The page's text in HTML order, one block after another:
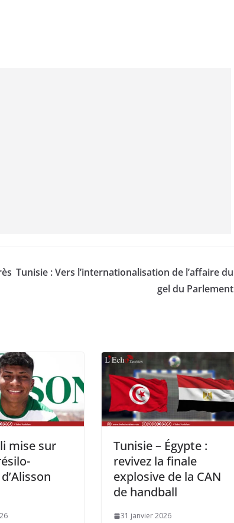
Tunisie : Vers l’internationalisation de l’affaire du
gel du Parlement
mise sur
Tunisie – Égypte :
revivez la finale
explosive de la CAN
de handball
31 janvier 2026